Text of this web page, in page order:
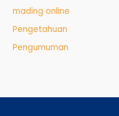
mading online
Pengetahuan
Pengumuman